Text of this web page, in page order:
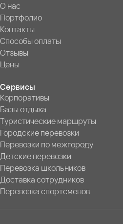
О нас
Портфолио
Контакты
Способы оплаты
Отзывы
Цены
Сервисы
Корпоративы
Базы отдыха
Туристические маршруты
Городские перевозки
Перевозки по межгороду
Детские перевозки
Перевозка школьников
Доставка сотрудников
Перевозка спортсменов